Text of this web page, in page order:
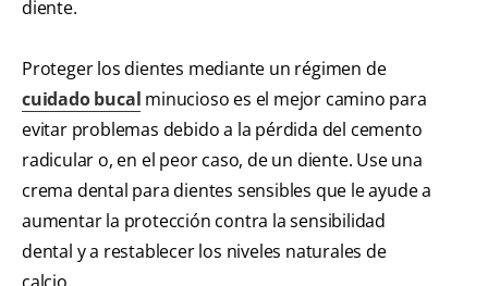
diente.
Proteger los dientes mediante un régimen de
cuidado bucal minucioso es el mejor camino para
evitar problemas debido a la pérdida del cemento
radicular o, en el peor caso, de un diente. Use una
crema dental para dientes sensibles que le ayude a
aumentar la protección contra la sensibilidad
dental y a restablecer los niveles naturales de